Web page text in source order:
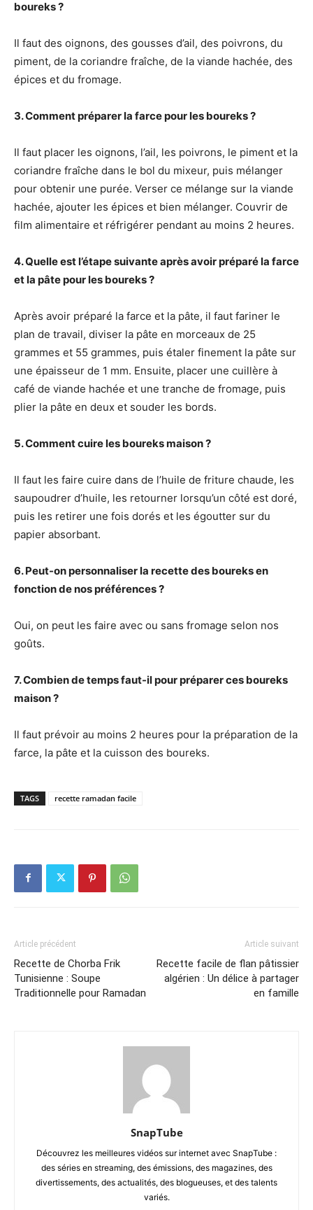
boureks ?
Il faut des oignons, des gousses d’ail, des poivrons, du
piment, de la coriandre fraîche, de la viande hachée, des
épices et du fromage.
3. Comment préparer la farce pour les boureks ?
Il faut placer les oignons, l’ail, les poivrons, le piment et la
coriandre fraîche dans le bol du mixeur, puis mélanger
pour obtenir une purée. Verser ce mélange sur la viande
hachée, ajouter les épices et bien mélanger. Couvrir de
film alimentaire et réfrigérer pendant au moins 2 heures.
4. Quelle est l’étape suivante après avoir préparé la farce
et la pâte pour les boureks ?
Après avoir préparé la farce et la pâte, il faut fariner le
plan de travail, diviser la pâte en morceaux de 25
grammes et 55 grammes, puis étaler finement la pâte sur
une épaisseur de 1 mm. Ensuite, placer une cuillère à
café de viande hachée et une tranche de fromage, puis
plier la pâte en deux et souder les bords.
5. Comment cuire les boureks maison ?
Il faut les faire cuire dans de l’huile de friture chaude, les
saupoudrer d’huile, les retourner lorsqu’un côté est doré,
puis les retirer une fois dorés et les égoutter sur du
papier absorbant.
6. Peut-on personnaliser la recette des boureks en
fonction de nos préférences ?
Oui, on peut les faire avec ou sans fromage selon nos
goûts.
7. Combien de temps faut-il pour préparer ces boureks
maison ?
Il faut prévoir au moins 2 heures pour la préparation de la
farce, la pâte et la cuisson des boureks.
TAGS recette ramadan facile
Article précédent
Recette de Chorba Frik
Tunisienne : Soupe
Traditionnelle pour Ramadan
Article suivant
Recette facile de flan pâtissier
algérien : Un délice à partager
en famille
SnapTube
Découvrez les meilleures vidéos sur internet avec SnapTube :
des séries en streaming, des émissions, des magazines, des
divertissements, des actualités, des blogueuses, et des talents
variés.